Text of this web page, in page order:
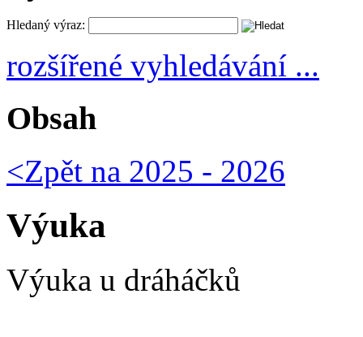
Hledaný výraz:
rozšířené vyhledávání ...
Obsah
<Zpět na 2025 - 2026
Výuka
Výuka u dráháčků